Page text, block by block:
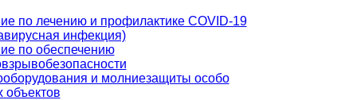
по лечению и профилактике COVID-19
инфекция)
по обеспечению
и молниезащиты особо